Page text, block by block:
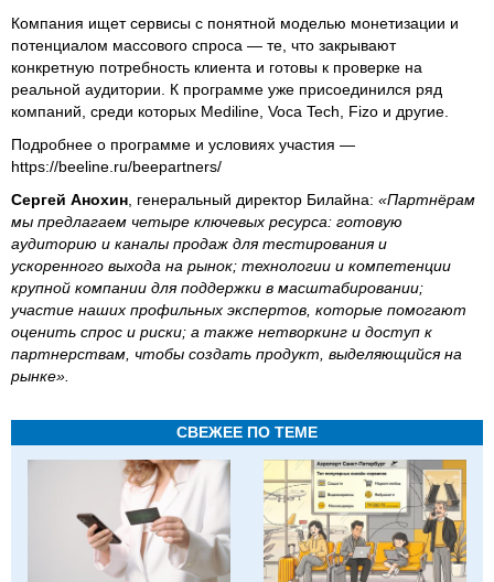
Компания ищет сервисы с понятной моделью монетизации и
потенциалом массового спроса — те, что закрывают
конкретную потребность клиента и готовы к проверке на
реальной аудитории. К программе уже присоединился ряд
компаний, среди которых Mediline, Voca Tech, Fizo и другие.
Подробнее о программе и условиях участия —
https://beeline.ru/beepartners/
Сергей Анохин , генеральный директор Билайна: «Партнёрам
мы предлагаем четыре ключевых ресурса: готовую
аудиторию и каналы продаж для тестирования и
ускоренного выхода на рынок; технологии и компетенции
крупной компании для поддержки в масштабировании;
участие наших профильных экспертов, которые помогают
оценить спрос и риски; а также нетворкинг и доступ к
партнерствам, чтобы создать продукт, выделяющийся на
рынке».
СВЕЖЕЕ ПО ТЕМЕ